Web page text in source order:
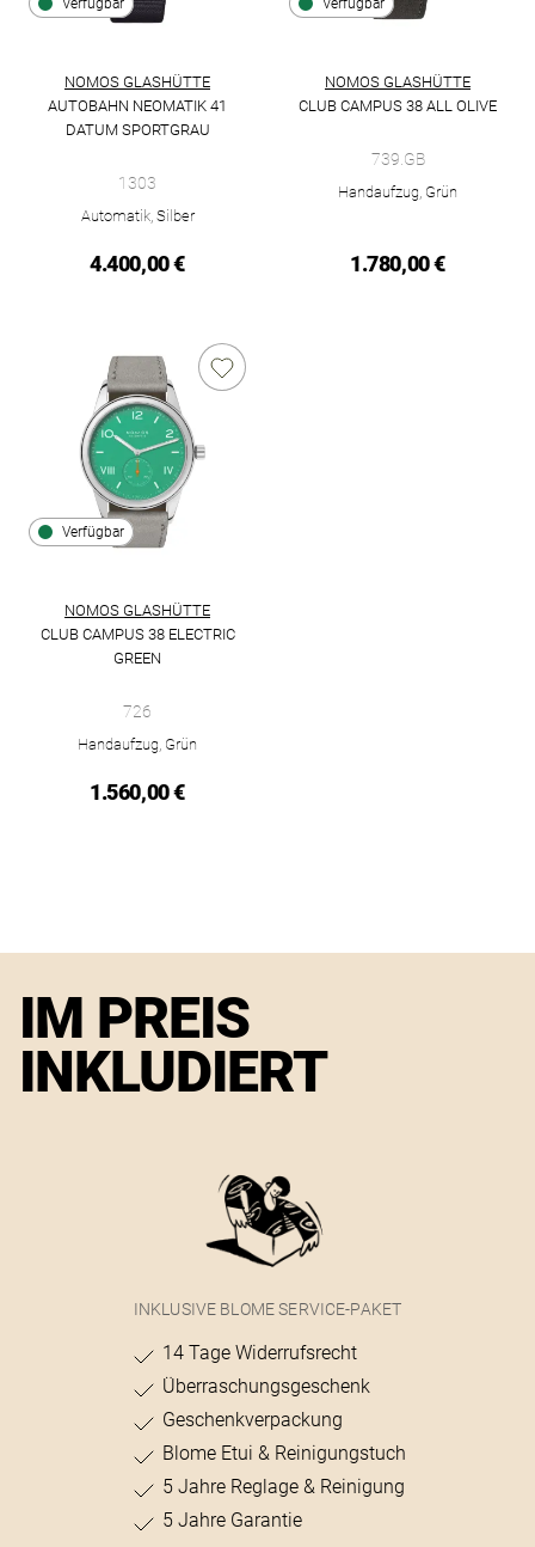
Verfügbar
NOMOS GLASHÜTTE
AUTOBAHN NEOMATIK 41
DATUM SPORTGRAU
NOMOS Glashütte Autobahn neomatik 41 Datum sportgrau,
1303
Automatik, Silber
4.400,00 €
Verfügbar
NOMOS GLASHÜTTE
CLUB CAMPUS 38 ALL OLIVE
739.GB
Handaufzug, Grün
1.780,00 €
Verfügbar
NOMOS GLASHÜTTE
CLUB CAMPUS 38 ELECTRIC
GREEN
726
Handaufzug, Grün
1.560,00 €
IM PREIS
INKLUDIERT
INKLUSIVE BLOME SERVICE-PAKET
14 Tage Widerrufsrecht
Überraschungsgeschenk
Geschenkverpackung
Blome Etui & Reinigungstuch
5 Jahre Reglage & Reinigung
5 Jahre Garantie